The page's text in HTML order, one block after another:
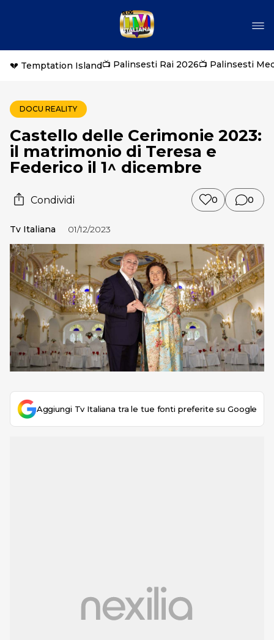
💔 Temptation Island📺 Palinsesti Rai 2026📺 Palinsesti
DOCU REALITY
Castello delle Cerimonie 2023:
il matrimonio di Teresa e
Federico il 1^ dicembre
Condividi 0 0
Tv Italiana 01/12/2023
Aggiungi Tv Italiana tra le tue fonti preferite su Google